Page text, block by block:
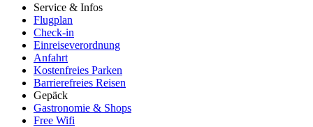
Service & Infos
Flugplan
Check-in
Einreiseverordnung
Anfahrt
Kostenfreies Parken
Barrierefreies Reisen
Gepäck
Gastronomie & Shops
Free Wifi